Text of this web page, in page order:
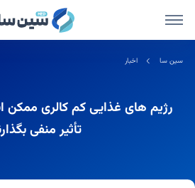
سین سا اخبار
رژیم های غذایی کم کالری
تأثیر منفی